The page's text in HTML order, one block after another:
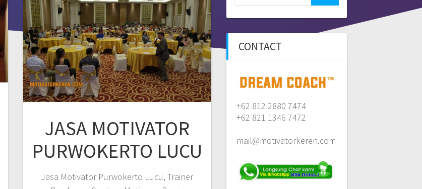
JASA MOTIVATOR
PURWOKERTO LUCU
Jasa Motivator Purwokerto Lucu, Trainer
CONTACT
+62 812 2880 7474
+62 821 1346 7472
mail@motivatorkeren.com